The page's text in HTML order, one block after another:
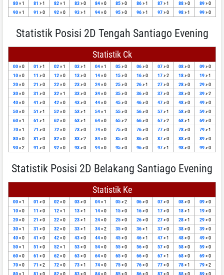
80» 1 81 » 1 82» 1 83» 0 84» 0 85» 0 86» 1 87» 1 88» 0 89» 0
90» 1 91 » 0 92» 0 93» 1 94» 0 95» 0 96» 1 97» 0 98» 1 99» 0
Statistik Posisi 2D Tengah Santiago Evening
Statistik Ck
00» 0 01 » 1 02» 1 03» 1 04» 1 05» 0 06» 0 07» 0 08» 0 09» 0
10» 0 11 » 0 12» 0 13» 0 14» 0 15» 0 16» 0 17» 2 18» 0 19» 1
20» 0 21 » 0 22» 0 23» 0 24» 0 25» 0 26» 1 27» 0 28» 0 29» 0
30» 0 31 » 0 32» 1 33» 0 34» 0 35» 0 36» 0 37» 0 38» 0 39» 2
40» 0 41 » 0 42» 0 43» 0 44» 0 45» 0 46» 0 47» 0 48» 0 49» 0
50» 0 51 » 1 52» 0 53» 1 54» 1 55» 0 56» 0 57» 1 58» 0 59» 0
60» 1 61 » 1 62» 0 63» 1 64» 0 65» 2 66» 0 67» 2 68» 1 69» 0
70» 1 71 » 0 72» 0 73» 0 74» 0 75» 0 76» 0 77» 0 78» 0 79» 1
80» 0 81 » 0 82» 0 83» 2 84» 0 85» 0 86» 0 87» 0 88» 0 89» 0
90» 2 91 » 0 92» 0 93» 0 94» 0 95» 0 96» 0 97» 1 98» 0 99» 0
Statistik Posisi 2D Belakang Santiago Evening
Statistik Ke
00» 1 01 » 0 02» 0 03» 0 04» 1 05» 2 06» 0 07» 0 08» 0 09» 0
10» 0 11 » 0 12» 1 13» 1 14» 0 15» 0 16» 0 17» 0 18» 1 19» 0
20» 0 21 » 0 22» 0 23» 1 24» 0 25» 0 26» 0 27» 0 28» 1 29» 0
30» 1 31 » 0 32» 0 33» 1 34» 2 35» 0 36» 1 37» 0 38» 0 39» 0
40» 0 41 » 0 42» 0 43» 0 44» 0 45» 0 46» 1 47» 1 48» 0 49» 0
50» 1 51 » 0 52» 1 53» 0 54» 0 55» 0 56» 0 57» 0 58» 0 59» 0
60» 0 61 » 0 62» 0 63» 0 64» 0 65» 0 66» 0 67» 1 68» 0 69» 0
70» 0 71 » 2 72» 0 73» 1 74» 0 75» 0 76» 0 77» 0 78» 1 79» 2
80» 1 81 » 0 82» 0 83» 0 84» 0 85» 0 86» 0 87» 0 88» 0 89» 0